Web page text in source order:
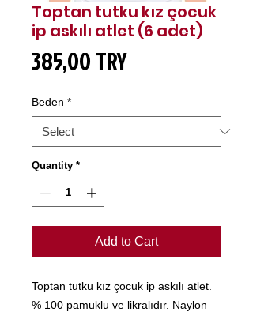
Toptan tutku kız çocuk
ip askılı atlet (6 adet)
385,00 TRYPrice
Beden *
Quantity *
Add to Cart
Toptan tutku kız çocuk ip askılı atlet.
% 100 pamuklu ve likralıdır. Naylon